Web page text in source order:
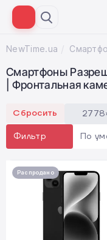
NewTime.ua
Смартфоны
| Фронтальная
Сбросить
Фильтр По
Распродано